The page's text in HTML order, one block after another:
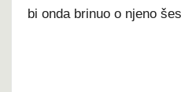
bi onda brinuo o njeno